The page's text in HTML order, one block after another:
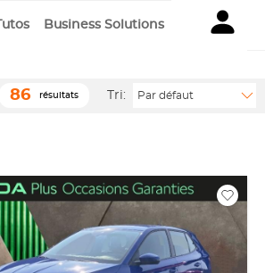
Tutos Business Solutions
Tri: Par défaut
86 résultats